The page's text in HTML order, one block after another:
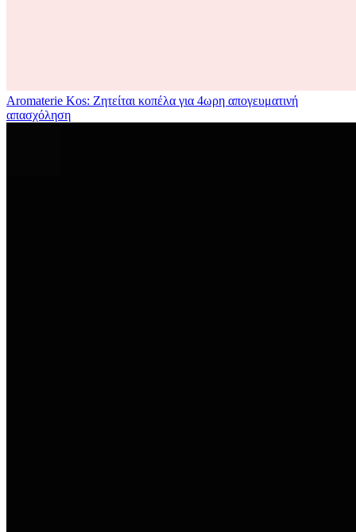
Aromaterie Kos: Ζητείται κοπέλα για 4ωρη απογευματινή
απασχόληση